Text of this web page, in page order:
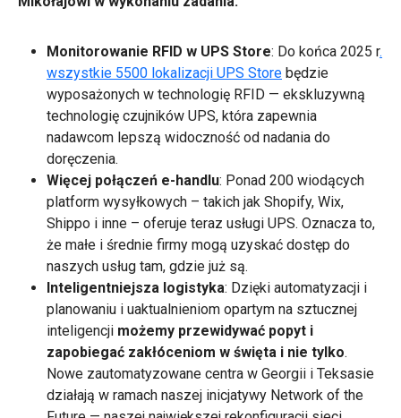
Monitorowanie RFID w UPS Store: Do końca 2025 r.
wszystkie 5500 lokalizacji UPS Store będzie
wyposażonych w technologię RFID — ekskluzywną
technologię czujników UPS, która zapewnia
nadawcom lepszą widoczność od nadania do
doręczenia.
Więcej połączeń e-handlu: Ponad 200 wiodących
platform wysyłkowych – takich jak Shopify, Wix,
Shippo i inne – oferuje teraz usługi UPS. Oznacza to,
że małe i średnie firmy mogą uzyskać dostęp do
naszych usług tam, gdzie już są.
Inteligentniejsza logistyka: Dzięki automatyzacji i
planowaniu i uaktualnieniom opartym na sztucznej
inteligencji możemy przewidywać popyt i
zapobiegać zakłóceniom w święta i nie tylko.
Nowe zautomatyzowane centra w Georgii i Teksasie
działają w ramach naszej inicjatywy Network of the